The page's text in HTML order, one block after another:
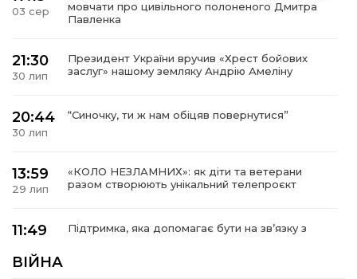
03 сер
мовчати про цивільного полоненого Дмитра
Павленка
21:30
30 лип
Президент України вручив «Хрест бойових
заслуг» нашому земляку Андрію Амеліну
20:44
30 лип
“Синочку, ти ж нам обіцяв повернутися”
13:59
29 лип
«КОЛО НЕЗЛАМНИХ»: як діти та ветерани
разом створюють унікальний телепроєкт
11:49
Підтримка, яка допомагає бути на зв’язку з
ВІЙНА